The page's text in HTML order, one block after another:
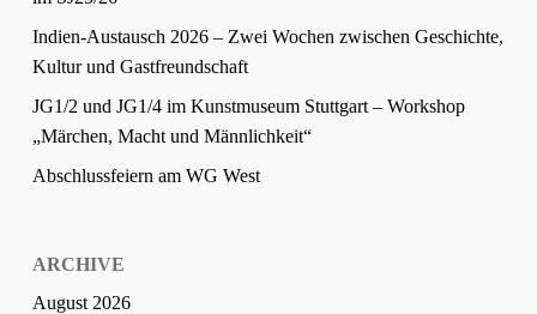
Indien-Austausch 2026 – Zwei Wochen zwischen Geschichte,
Kultur und Gastfreundschaft
JG1/2 und JG1/4 im Kunstmuseum Stuttgart – Workshop
„Märchen, Macht und Männlichkeit“
Abschlussfeiern am WG West
ARCHIVE
August 2026